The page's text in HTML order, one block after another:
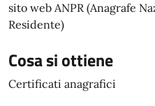
sito web ANPR (Anagrafe
Residente)
Cosa si ottiene
Certificati anagrafici